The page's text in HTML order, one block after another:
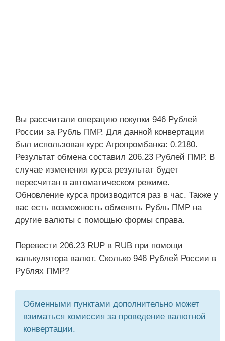
Вы рассчитали операцию покупки 946 Рублей
России за Рубль ПМР. Для данной конвертации
был использован курс Агропромбанка: 0.2180.
Результат обмена составил 206.23 Рублей ПМР. В
случае изменения курса результат будет
пересчитан в автоматическом режиме.
Обновление курса производится раз в час. Также у
вас есть возможность обменять Рубль ПМР на
другие валюты с помощью формы справа.
Перевести 206.23 RUP в RUB при помощи
калькулятора валют. Сколько 946 Рублей России в
Рублях ПМР?
Обменными пунктами дополнительно может
взиматься комиссия за проведение валютной
конвертации.